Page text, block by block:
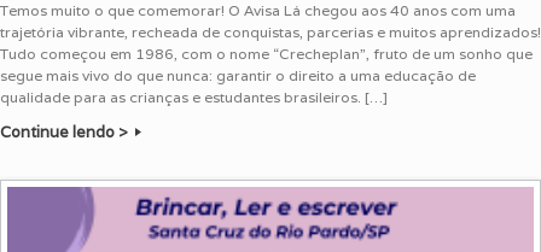
Temos muito o que comemorar! O Avisa Lá chegou aos 40 anos com uma
trajetória vibrante, recheada de conquistas, parcerias e muitos aprendizados!
Tudo começou em 1986, com o nome “Crecheplan”, fruto de um sonho que
segue mais vivo do que nunca: garantir o direito a uma educação de
qualidade para as crianças e estudantes brasileiros. […]
Continue lendo >